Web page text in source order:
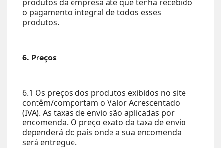
produtos da empresa até que tenha recebido
o pagamento integral de todos esses
produtos.
6. Preços
6.1 Os preços dos produtos exibidos no site
contêm/comportam o Valor Acrescentado
(IVA). As taxas de envio são aplicadas por
encomenda. O preço exato da taxa de envio
dependerá do país onde a sua encomenda
será entregue.